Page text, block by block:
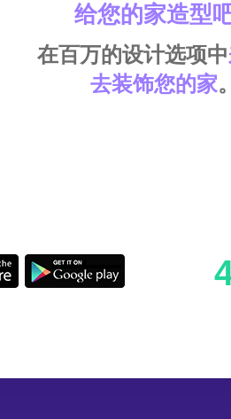
给您的家造型
在百万的设计选项中
去装饰您的家